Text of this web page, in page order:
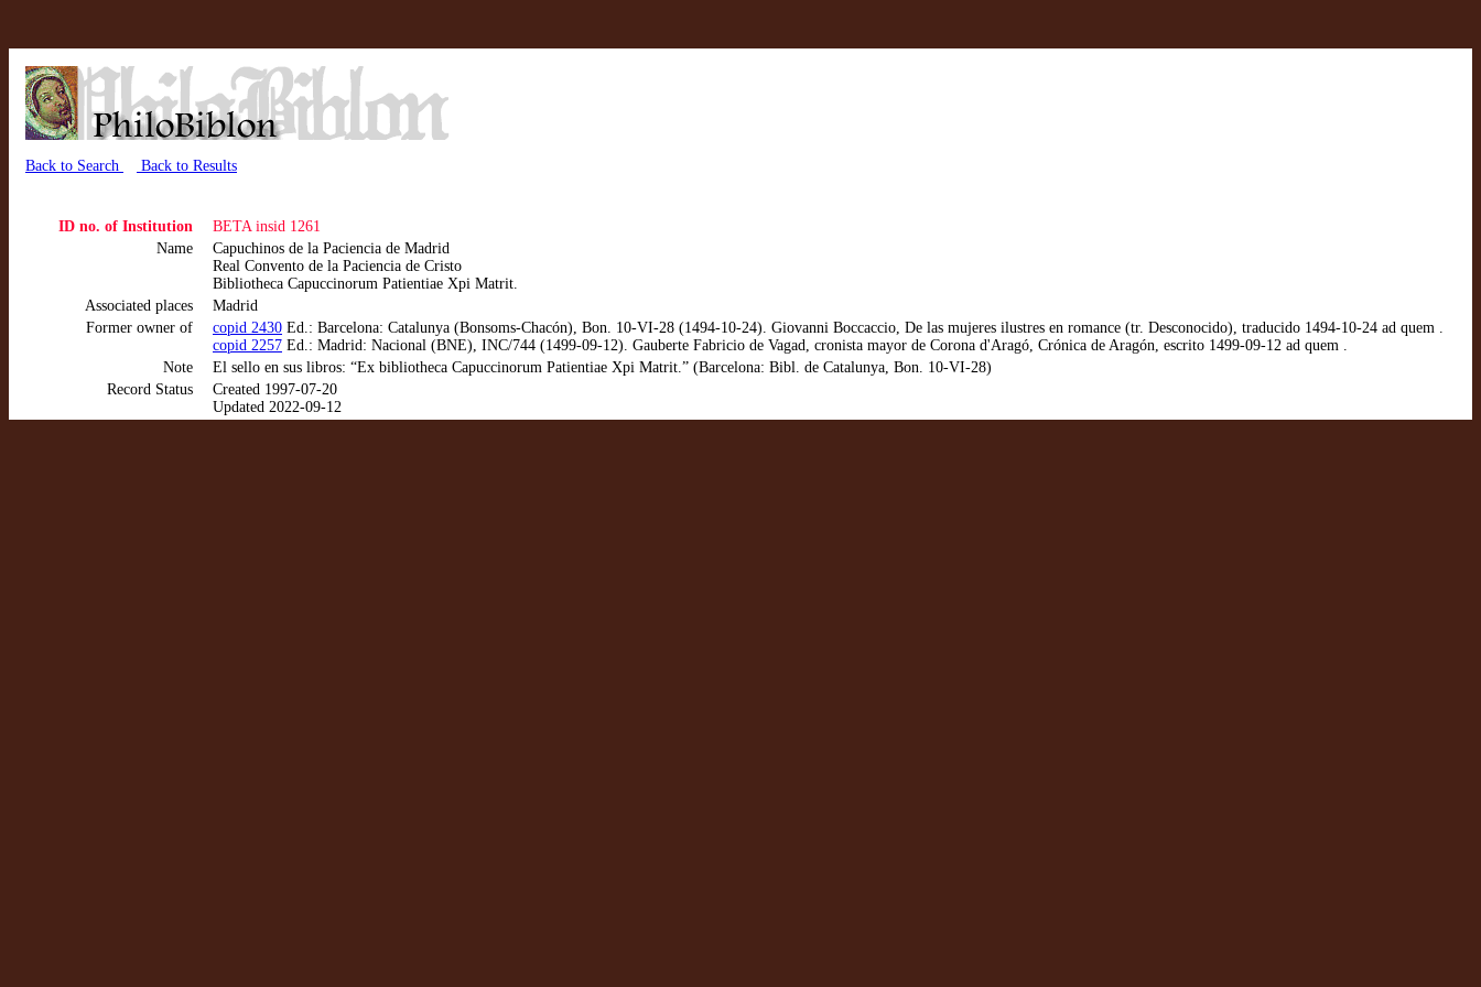
Back to Search Back to Results
ID no. of Institution
BETA insid 1261
Name
Capuchinos de la Paciencia de Madrid
Real Convento de la Paciencia de Cristo
Bibliotheca Capuccinorum Patientiae Xpi Matrit.
Associated places
Madrid
Former owner of
copid 2430 Ed.: Barcelona: Catalunya (Bonsoms-Chacón), Bon. 10-VI-28 (1494-10-24). Giovanni Boccaccio, De las mujeres ilustres en romance (tr. Desconocido), traducido 1494-10-24 ad quem .
copid 2257 Ed.: Madrid: Nacional (BNE), INC/744 (1499-09-12). Gauberte Fabricio de Vagad, cronista mayor de Corona d'Aragó, Crónica de Aragón, escrito 1499-09-12 ad quem .
Note
El sello en sus libros: “Ex bibliotheca Capuccinorum Patientiae Xpi Matrit.” (Barcelona: Bibl. de Catalunya, Bon. 10-VI-28)
Record Status
Created 1997-07-20
Updated 2022-09-12